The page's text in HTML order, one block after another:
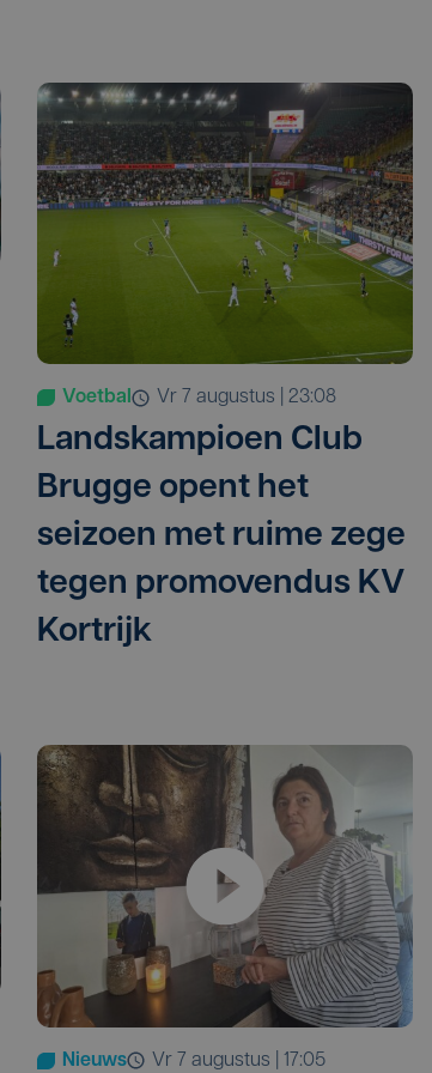
Voetbal vr 7 augustus | 23:08
Landskampioen Club
Brugge opent het
seizoen met ruime zege
tegen promovendus KV
Kortrijk
Nieuws vr 7 augustus | 17:05